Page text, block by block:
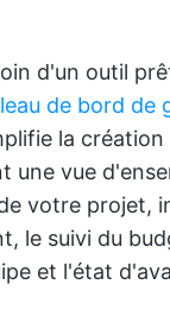
d'un outil
de bord de
la
une vue
votre projet,
le suivi du
et l'état